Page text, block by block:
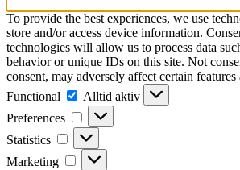
To provide the best experiences, we use
store and/or access device information.
technologies will allow us to process data
behavior or unique IDs on this site. Not
consent, may adversely affect certain
Functional
Functional
Alltid aktiv
Preferences
Preferences
Statistics Statistics
Marketing Marketing